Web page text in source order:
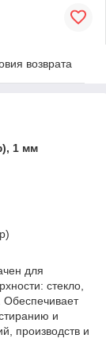
возврата
1 мм
для
стекло,
Обеспечивает
и
производств и